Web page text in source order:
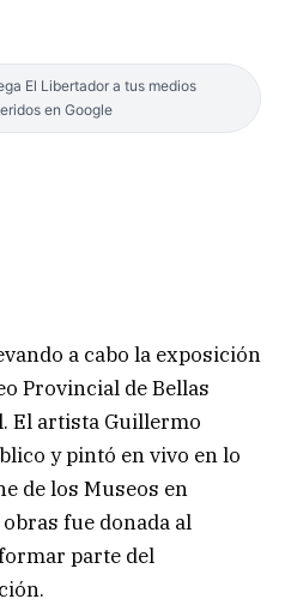
El Libertador a tus medios
en Google
a cabo la exposición
Provincial de Bellas
El artista Guillermo
y pintó en vivo en lo
de los Museos en
fue donada al
parte del